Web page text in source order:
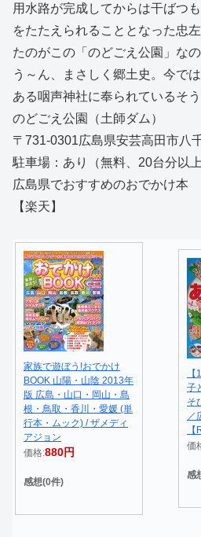
用水路が完成してからは干ばつ
をたたえられることとなった忠
たのがこの「のどごえ公園」なの
う～ん、まさしく郷土史。今で
ある咽声神社に奉られているそう
のどごえ公園（土師ダム）
〒731-0301広島県安芸高田市八
駐車場：あり（無料、20台分以上
広島県でおすすめのおでかけ本
【楽天】
家族で遊ぼう!おでかけ
BOOK 山陽・山陰 2013年
版 広島・山口・岡山・島
根・鳥取・香川・愛媛 (単
行本・ムック) / ザメディ
アジョン
価格:880円
感想(0件)
子
そ
／
【
価
感